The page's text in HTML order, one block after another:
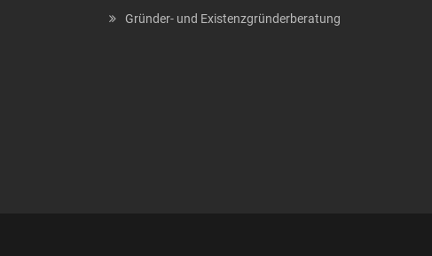
Gründer- und Existenzgründerberatung